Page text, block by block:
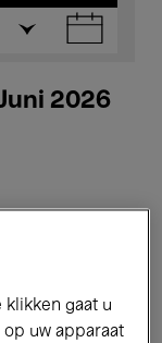
2026
klikken gaat u
uw apparaat